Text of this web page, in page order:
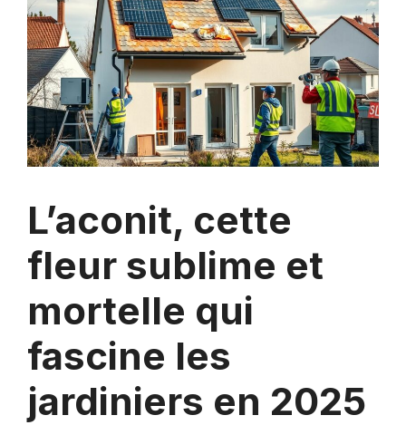
L’aconit, cette
fleur sublime et
mortelle qui
fascine les
jardiniers en 2025